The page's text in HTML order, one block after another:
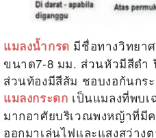
แมลงน้ำกรด มีชื่อทางวิทยา
ขนาด7-8 มม. ส่วนหัวมีสีดำ
ส่วนท้องมีสีส้ม ชอบงอก้นกร
แมลงกระดก เป็นแมลงที่พบ
มากอาศัยบริเวณพงหญ้าที่มี
ออกมาเล่นไฟและแสงสว่า